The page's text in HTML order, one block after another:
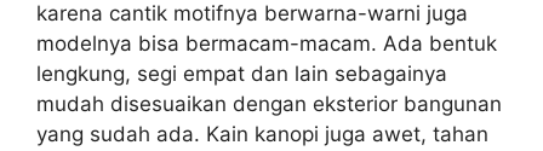
karena cantik motifnya berwarna-warni juga
modelnya bisa bermacam-macam. Ada bentuk
lengkung, segi empat dan lain sebagainya
mudah disesuaikan dengan eksterior bangunan
yang sudah ada. Kain kanopi juga awet, tahan